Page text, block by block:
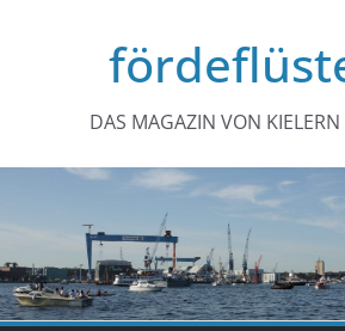
DAS MAGAZIN VON KIELERN